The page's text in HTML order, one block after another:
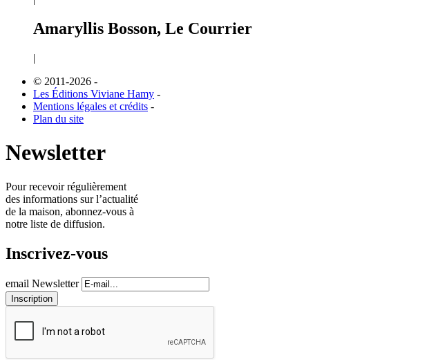
Amaryllis Bosson, Le Courrier
|
© 2011-2026 -
Les Éditions Viviane Hamy -
Mentions légales et crédits -
Plan du site
Newsletter
Pour recevoir régulièrement
des informations sur l’actualité
de la maison, abonnez-vous à
notre liste de diffusion.
Inscrivez-vous
email Newsletter